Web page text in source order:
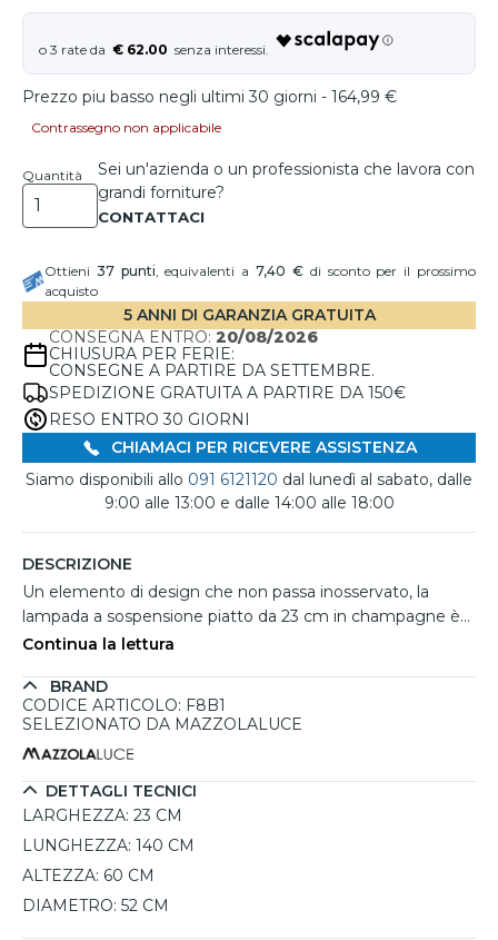
€ 62.00
Prezzo piu basso negli ultimi 30 giorni - 164,99 €
Contrassegno non applicabile
Quantità
Sei un'azienda o un professionista che lavora con
grandi forniture?
Ottieni 37punti, equivalenti a7,40 €di sconto per il prossimo
acquisto
5 ANNI DI GARANZIA GRATUITA
CONSEGNA ENTRO: 20/08/2026
CHIUSURA PER FERIE:
CONSEGNE A PARTIRE DA SETTEMBRE.
SPEDIZIONE GRATUITA A PARTIRE DA 150€
RESO ENTRO 30 GIORNI
CHIAMACI PER RICEVERE ASSISTENZA
Siamo disponibili allo 091 6121120 dal lunedì al sabato, dalle
9:00 alle 13:00 e dalle 14:00 alle 18:00
DESCRIZIONE
Un elemento di design che non passa inosservato, la
lampada a sospensione piatto da 23 cm in champagne è
l’ideale per arricchire illuminare isola e penisola in cucina.
complemento d’arredo si distingue per la sua eleganza e
versatilità. La finitura Kashmir conferisce un tocco di calore
contemporaneo. Con una potenza massima di 11W LED,
questa lampada è dimmerabile, permettendo di regolare
l'intensità luminosa secondo le tue esigenze. La possibilità
di regolare l'altezza la rende adatta a vari spazi,
Continua la lettura
BRAND
CODICE ARTICOLO: F8B1
SELEZIONATO DA MAZZOLALUCE
DETTAGLI TECNICI
LARGHEZZA: 23 CM
LUNGHEZZA: 140 CM
ALTEZZA: 60 CM
DIAMETRO: 52 CM